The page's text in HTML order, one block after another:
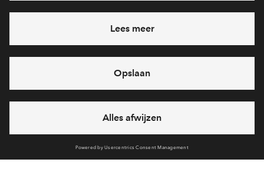
Heb je een vraag en wil je direct antwoord? Bel ons op
feestdagen)
via telefoon